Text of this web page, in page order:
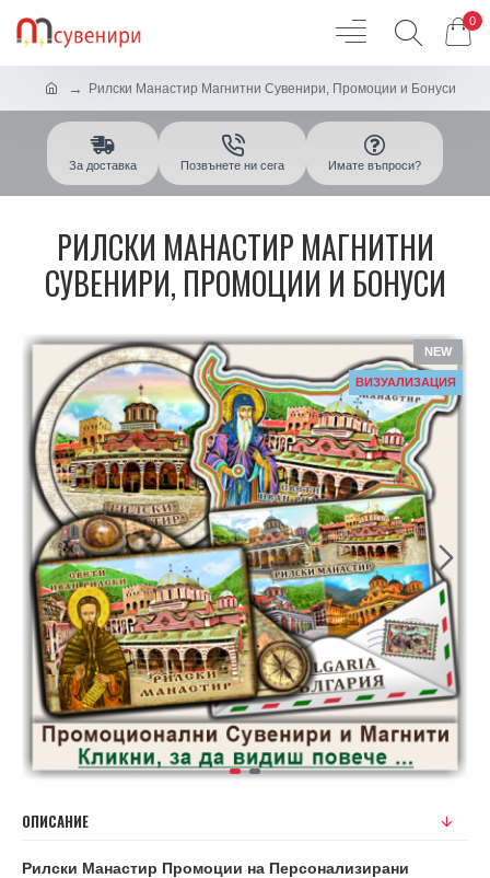
0
Рилски Манастир Магнитни Сувенири, Промоции и Бонуси
За доставка Позвънете ни сега Имате въпроси?
РИЛСКИ МАНАСТИР МАГНИТНИ
СУВЕНИРИ, ПРОМОЦИИ И БОНУСИ
NEW
ВИЗУАЛИЗАЦИЯ
ОПИСАНИЕ
Рилски Манастир Промоции на Персонализирани